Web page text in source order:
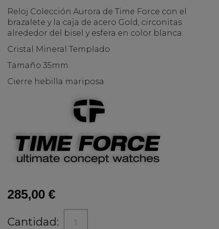
Reloj Colección Aurora de Time Force con el
brazalete y la caja de acero Gold, circonitas
alrededor del bisel y esfera en color blanca.
Cristal Mineral Templado
Tamaño 35mm.
Cierre hebilla mariposa
285,00 €
Cantidad: